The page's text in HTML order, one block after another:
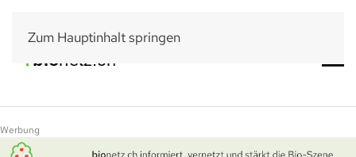
Zum Hauptinhalt springen
Werbung